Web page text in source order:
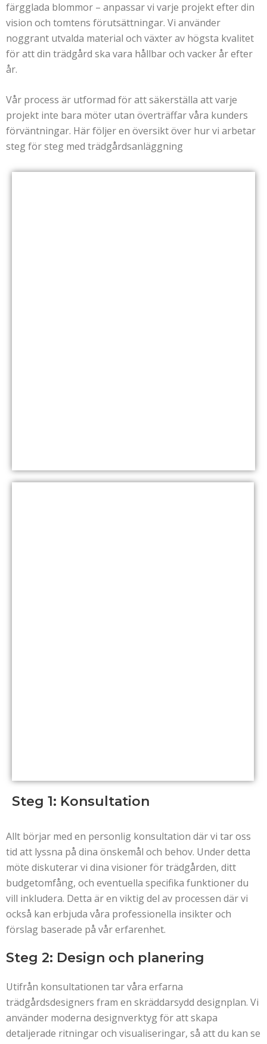
färgglada blommor – anpassar vi varje projekt efter din
vision och tomtens förutsättningar. Vi använder
noggrant utvalda material och växter av högsta kvalitet
för att din trädgård ska vara hållbar och vacker år efter
år.
Vår process är utformad för att säkerställa att varje
projekt inte bara möter utan överträffar våra kunders
förväntningar. Här följer en översikt över hur vi arbetar
steg för steg med trädgårdsanläggning
Steg 1: Konsultation
Allt börjar med en personlig konsultation där vi tar oss
tid att lyssna på dina önskemål och behov. Under detta
möte diskuterar vi dina visioner för trädgården, ditt
budgetomfång, och eventuella specifika funktioner du
vill inkludera. Detta är en viktig del av processen där vi
också kan erbjuda våra professionella insikter och
förslag baserade på vår erfarenhet.
Steg 2: Design och planering
Utifrån konsultationen tar våra erfarna
trädgårdsdesigners fram en skräddarsydd designplan. Vi
använder moderna designverktyg för att skapa
detaljerade ritningar och visualiseringar, så att du kan se